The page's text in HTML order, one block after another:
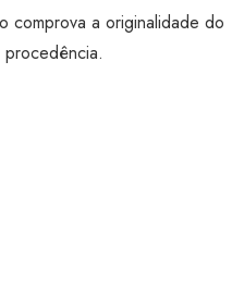
comprova a originalidade do